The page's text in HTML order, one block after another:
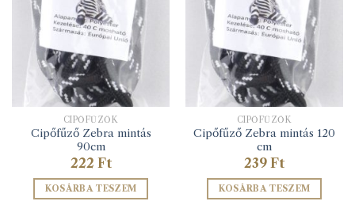
CIPŐFŰZŐK
Cipőfűző Zebra mintás
90cm
222 Ft
KOSÁRBA TESZEM
CIPŐFŰZŐK
Cipőfűző Zebra mintás 120
cm
239 Ft
KOSÁRBA TESZEM